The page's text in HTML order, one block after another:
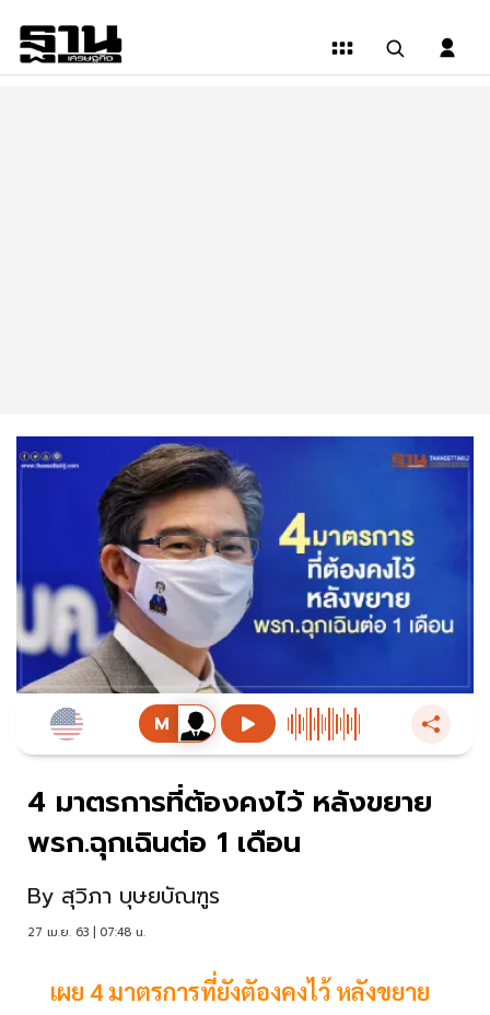
4 มาตรการที่ต้องคงไว้ หลังขยาย
พรก.ฉุกเฉินต่อ 1 เดือน
By สุวิภา บุษยบัณฑูร
27 เม.ย. 63 | 07:48 น.
เผย 4 มาตรการที่ยังตัองคงไว้ หลังขยาย